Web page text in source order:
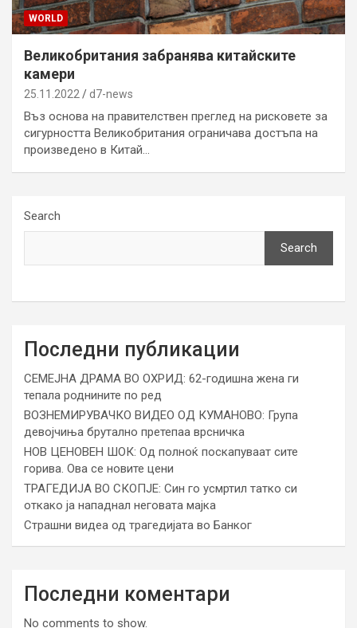
WORLD
Великобритания забранява китайските
камери
25.11.2022 d7-news
Въз основа на правителствен преглед на рисковете за
сигурността Великобритания ограничава достъпа на
произведено в Китай…
Search
Search
Последни публикации
СЕМЕЈНА ДРАМА ВО ОХРИД: 62-годишна жена ги
тепала роднините по ред
ВОЗНЕМИРУВАЧКО ВИДЕО ОД КУМАНОВО: Група
девојчиња брутално претепаа врсничка
НОВ ЦЕНОВЕН ШОК: Од полноќ поскапуваат сите
горива. Ова се новите цени
ТРАГЕДИЈА ВО СКОПЈЕ: Син го усмртил татко си
откако ја нападнал неговата мајка
Страшни видеа од трагедијата во Банког
Последни коментари
No comments to show.